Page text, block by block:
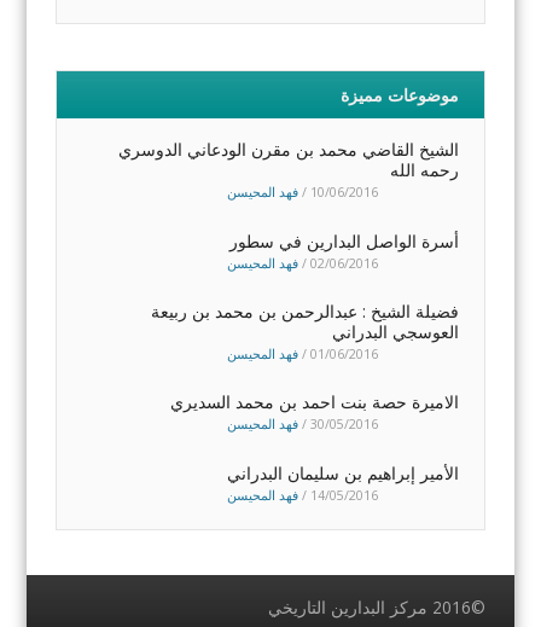
موضوعات مميزة
الشيخ القاضي محمد بن مقرن الودعاني الدوسري
رحمه الله
10/06/2016
/ فهد المحيسن
أسرة الواصل البدارين في سطور
02/06/2016
/ فهد المحيسن
فضيلة الشيخ : عبدالرحمن بن محمد بن ربيعة
العوسجي البدراني
01/06/2016
/ فهد المحيسن
الاميرة حصة بنت احمد بن محمد السديري
30/05/2016
/ فهد المحيسن
الأمير إبراهيم بن سليمان البدراني
14/05/2016
/ فهد المحيسن
©2016 مركز البدارين التاريخي